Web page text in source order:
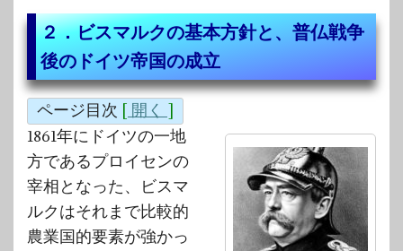
２．ビスマルクの基本方針と、普仏戦争
後のドイツ帝国の成立
ページ目次 [ 開く ]
1861年にドイツの一地
方であるプロイセンの
宰相となった、ビスマ
ルクはそれまで比較的
農業国的要素が強かっ